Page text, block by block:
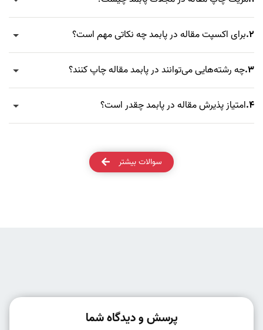
2. برای اکسپت مقاله در پابمد چه نکاتی مهم است؟
3.چه رشته‌هایی می‌توانند در پابمد مقاله چاپ کنند؟
4. امتیاز پذیرش مقاله در پابمد چقدر است؟
سوالات بیشتر
پرسش و دیدگاه شما